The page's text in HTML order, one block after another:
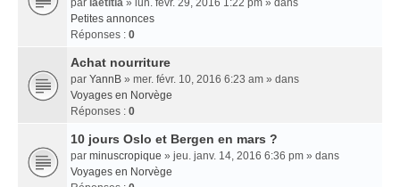
par laetitia » lun. févr. 29, 2016 1:22 pm » dans
Petites annonces
Réponses : 0
Achat nourriture
par YannB » mer. févr. 10, 2016 6:23 am » dans
Voyages en Norvège
Réponses : 0
10 jours Oslo et Bergen en mars ?
par minuscropique » jeu. janv. 14, 2016 6:36 pm » dans
Voyages en Norvège